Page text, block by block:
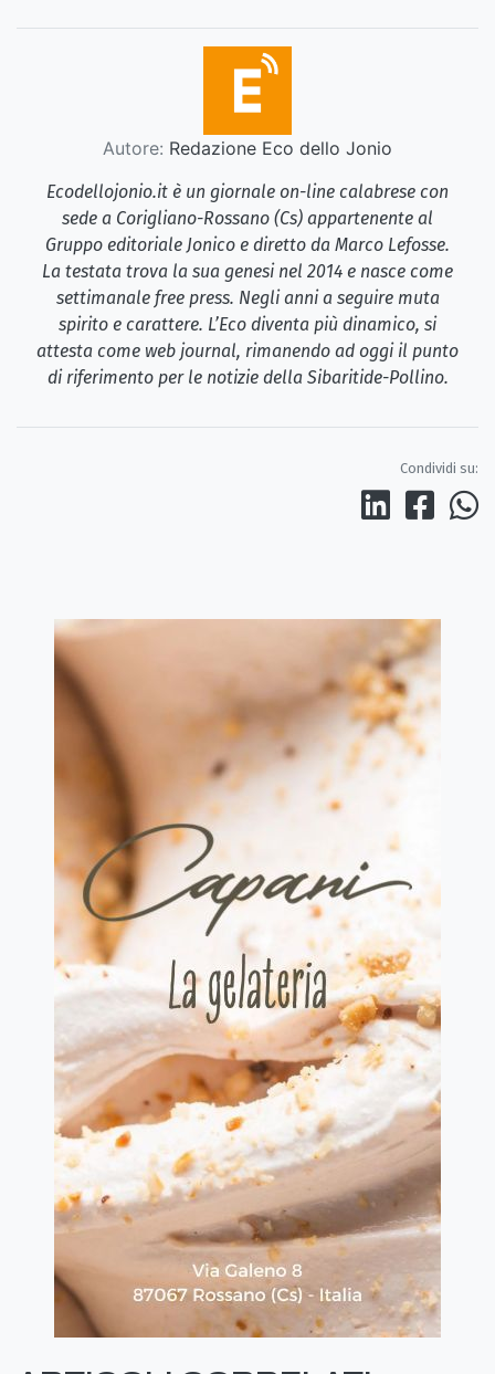
Autore: Redazione Eco dello Jonio
Ecodellojonio.it è un giornale on-line calabrese con
sede a Corigliano-Rossano (Cs) appartenente al
Gruppo editoriale Jonico e diretto da Marco Lefosse.
La testata trova la sua genesi nel 2014 e nasce come
settimanale free press. Negli anni a seguire muta
spirito e carattere. L’Eco diventa più dinamico, si
attesta come web journal, rimanendo ad oggi il punto
di riferimento per le notizie della Sibaritide-Pollino.
Condividi su: